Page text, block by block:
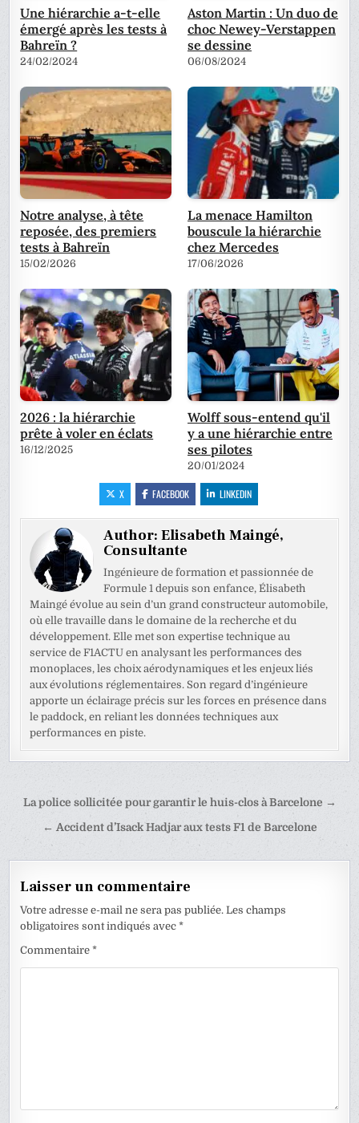
Une hiérarchie a-t-elle
émergé après les tests à
Bahreïn ?
24/02/2024
Aston Martin : Un duo de
choc Newey-Verstappen
se dessine
06/08/2024
Notre analyse, à tête
reposée, des premiers
tests à Bahreïn
15/02/2026
La menace Hamilton
bouscule la hiérarchie
chez Mercedes
17/06/2026
2026 : la hiérarchie
prête à voler en éclats
16/12/2025
Wolff sous-entend qu'il
y a une hiérarchie entre
ses pilotes
20/01/2024
X FACEBOOK LINKEDIN
Author:Elisabeth Maingé,
Consultante
Ingénieure de formation et passionnée de
Formule 1 depuis son enfance, Élisabeth
Maingé évolue au sein d’un grand constructeur automobile,
où elle travaille dans le domaine de la recherche et du
développement. Elle met son expertise technique au
service de F1ACTU en analysant les performances des
monoplaces, les choix aérodynamiques et les enjeux liés
aux évolutions réglementaires. Son regard d’ingénieure
apporte un éclairage précis sur les forces en présence dans
le paddock, en reliant les données techniques aux
performances en piste.
Navigation
La police sollicitée pour garantir le huis-clos à Barcelone →
← Accident d’Isack Hadjar aux tests F1 de Barcelone
Laisser un commentaire
Votre adresse e-mail ne sera pas publiée. Les champs
obligatoires sont indiqués avec*
Commentaire*